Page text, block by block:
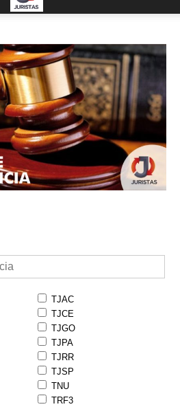
TJAC
TJCE
TJGO
TJPA
TJRR
TJSP
TNU
TRF3